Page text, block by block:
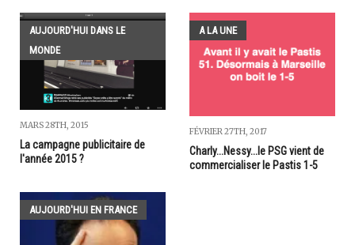
AUJOURD'HUI DANS LE
MONDE
MARS 28TH, 2015
La campagne publicitaire de
l'année 2015 ?
A LA UNE
FÉVRIER 27TH, 2017
Charly...Nessy...le PSG vient de
commercialiser le Pastis 1-5
AUJOURD'HUI EN FRANCE